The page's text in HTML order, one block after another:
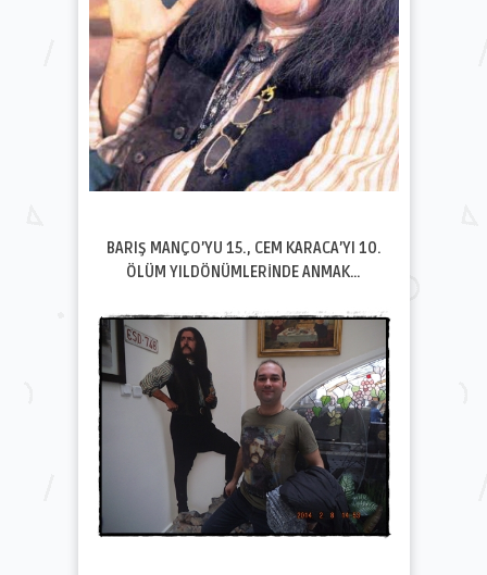
BARIŞ MANÇO’YU 15., CEM KARACA’YI 10.
ÖLÜM YILDÖNÜMLERİNDE ANMAK…